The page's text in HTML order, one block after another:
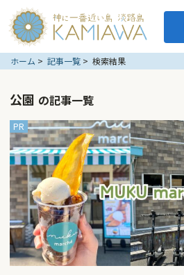
ホーム 記事一覧 検索結果
公園 の記事一覧